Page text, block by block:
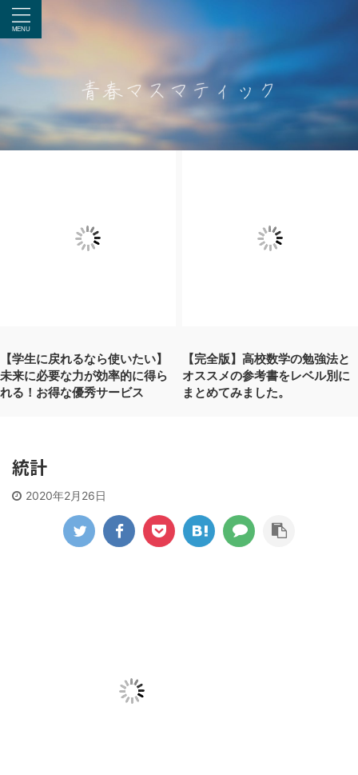
【学生に戻れるなら使いたい】
未来に必要な力が効率的に得ら
れる！お得な優秀サービス
【完全版】高校数学の勉強法と
オススメの参考書をレベル別に
まとめてみました。
統計
2020年2月26日